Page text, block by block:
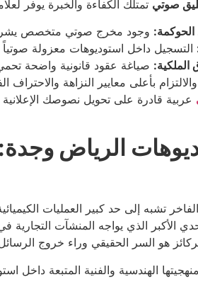
صوتي تمتلك الكفاءة والخبرة يوفر
الحوكمة: وجود مخرج صوتي متخصص يشرف
التسجيل داخل استوديوهات معزولة
الملكية: صياغة عقود قانونية واضحة
بأعلى معايير النزاهة والاحتراف
عربية قادرة على تحويل نصوصك
الرياض
تشبه إلى حد كبير العمليات
الأكبر الذي يواجه المنشآت
هو السر الحقيقي وراء خروج
منهجيتها الهندسية والفنية المتبعة